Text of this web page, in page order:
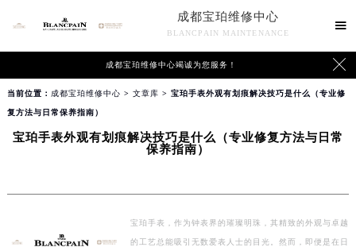
成都宝珀维修中心
BLANCPAIN MAINTENANCE

成都宝珀维修中心竭诚为您服务！ 
当前位置： 成都宝珀维修中心 > 文章库 > 宝珀手表外观有划痕解决技巧是什么（专业修
复方法与日常保养指南）
宝珀手表外观有划痕解决技巧是什么（专业修复方法与日常
保养指南）
宝珀手表，作为钟表界的璀璨明珠，其精致的外观与卓越
的工艺总能吸引无数爱表人士的目光。然而，即便是在日